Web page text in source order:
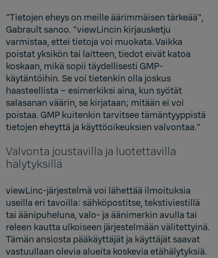
"Tietojen eheys on meille äärimmäisen tärkeää",
Gabrault sanoo. "viewLincin kirjausketju
varmistaa, ettei tietoja voi muokata. Vaikka
poistat yksikön tai laitteen, tiedot eivät katoa
koskaan, mikä sopii täydellisesti GMP-
käytäntöihin. Se voi tietenkin olla joskus
haasteellista – esimerkiksi aina, kun syötät
salasanan väärin, se kirjataan; mitään ei voi
poistaa. GMP kuitenkin tarvitsee tämäntyyppistä
tietojen eheyttä ja käyttöoikeuksien valvontaa."
Valvonta joustavilla ja luotettavilla
hälytyksillä
viewLinc-järjestelmä voi lähettää ilmoituksia
useilla eri tavoilla: sähköpostitse, tekstiviestillä
tai äänipuheluna, valo- ja äänimerkin avulla tai
releen kautta ulkoiseen järjestelmään välitettyinä.
Tämän ansiosta pääkäyttäjät ja käyttäjät saavat
vastuullaan olevia alueita koskevia etähälytyksiä.